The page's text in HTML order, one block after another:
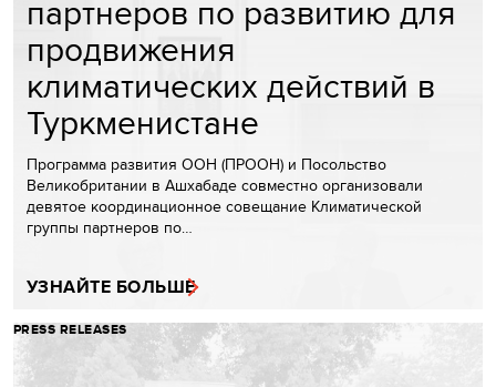
партнеров по развитию для
продвижения
климатических действий в
Туркменистане
Программа развития ООН (ПРООН) и Посольство
Великобритании в Ашхабаде совместно организовали
девятое координационное совещание Климатической
группы партнеров по…
УЗНАЙТЕ БОЛЬШЕ
PRESS RELEASES